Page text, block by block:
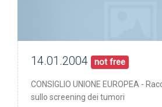
pubblicata: 00/00/00
14.01.2004 not free
CONSIGLIO UNIONE EUROPEA -
sullo screening dei tumori